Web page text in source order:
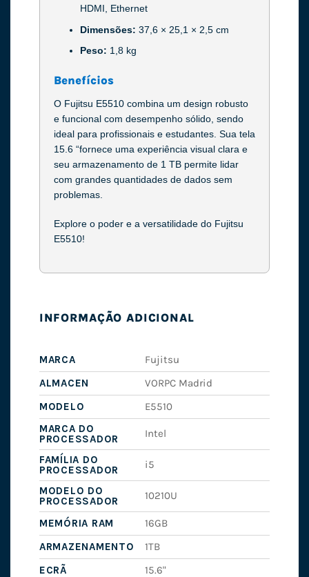
HDMI, Ethernet
Dimensões: 37,6 × 25,1 × 2,5 cm
Peso: 1,8 kg
Benefícios
O Fujitsu E5510 combina um design robusto
e funcional com desempenho sólido, sendo
ideal para profissionais e estudantes. Sua tela
15.6 “fornece uma experiência visual clara e
seu armazenamento de 1 TB permite lidar
com grandes quantidades de dados sem
problemas.
Explore o poder e a versatilidade do Fujitsu
E5510!
INFORMAÇÃO ADICIONAL
MARCA
Fujitsu
ALMACEN
VORPC Madrid
MODELO
E5510
MARCA DO
PROCESSADOR
Intel
FAMÍLIA DO
PROCESSADOR
i5
MODELO DO
PROCESSADOR
10210U
MEMÓRIA RAM
16GB
ARMAZENAMENTO
1TB
ECRÃ
15.6"